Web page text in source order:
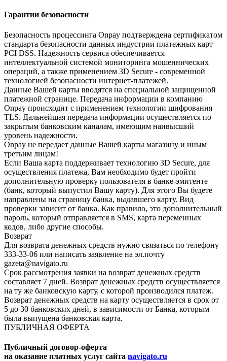
Гарантии безопасности
Безопасность процессинга Onpay подтверждена сертификатом
стандарта безопасности данных индустрии платежных карт
PCI DSS. Надежность сервиса обеспечивается
интеллектуальной системой мониторинга мошеннических
операций, а также применением 3D Secure - современной
технологией безопасности интернет-платежей.
Данные Вашей карты вводятся на специальной защищенной
платежной странице. Передача информации в компанию
Onpay происходит с применением технологии шифрования
TLS. Дальнейшая передача информации осуществляется по
закрытым банковским каналам, имеющим наивысший
уровень надежности.
Onpay не передает данные Вашей карты магазину и иным
третьим лицам!
Если Ваша карта поддерживает технологию 3D Secure, для
осуществления платежа, Вам необходимо будет пройти
дополнительную проверку пользователя в банке-эмитенте
(банк, который выпустил Вашу карту). Для этого Вы будете
направлены на страницу банка, выдавшего карту. Вид
проверки зависит от банка. Как правило, это дополнительный
пароль, который отправляется в SMS, карта переменных
кодов, либо другие способы.
Возврат
Для возврата денежных средств нужно связаться по телефону
333-33-06 или написать заявление на эл.почту
gazeta@navigato.ru
Срок рассмотрения заявки на возврат денежных средств
составляет 7 дней. Возврат денежных средств осуществляется
на ту же банковскую карту, с которой производился платеж.
Возврат денежных средств на карту осуществляется в срок от
5 до 30 банковских дней, в зависимости от Банка, которым
была выпущена банковская карта.
ПУБЛИЧНАЯ ОФЕРТА
Публичный договор-оферта
на оказание платных услуг сайта navigato.ru